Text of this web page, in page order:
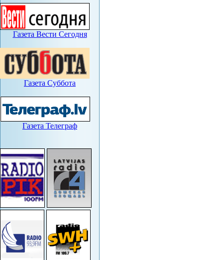
Газета Вести Сегодня
Газета Суббота
Газета Телеграф